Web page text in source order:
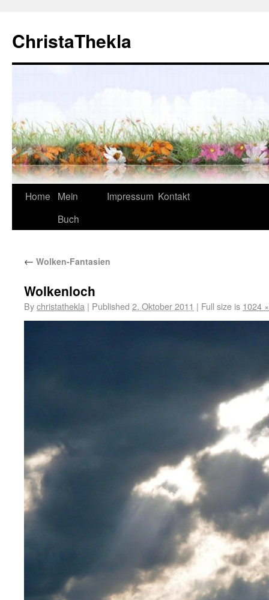
ChristaThekla
Home
Mein
Buch
Impressum Kontakt
← Wolken-Fantasien
Wolkenloch
Bychristathekla | Published 2. Oktober 2011 | Full size is 1024